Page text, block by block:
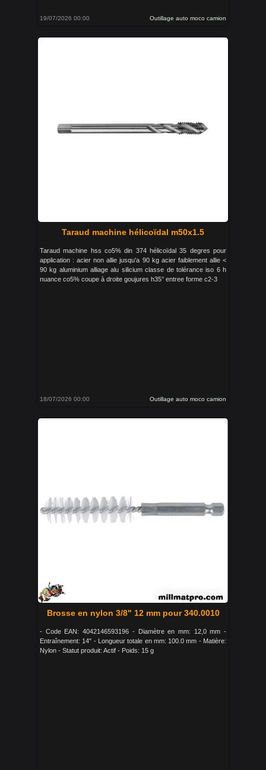
19/07/2026 00:00 Outillage auto moco camion
Taraud machine hélicoïdal m50x1.5
Taraud machine hss co5% din 374 hélicoïdal 35 degres pour
application : acier non allie jusqu'a 90 kg acier faiblement allie <
90 kg aluminium alliage alu silicium classe de tolérance iso 6 h
nuance co5% coupe à droite goujures h35° entree forme c2-3
18/07/2026 00:00 Outillage auto moco camion
Brosse en nylon 3/8" 12 mm pour 340.0010
- Code EAN: 4042146593196 - Diamètre en mm: 12,0 mm -
Entraînement: 14" - Longueur totale en mm: 100.0 mm - Matière:
Nylon - Statut produit: Actif - Poids: 15 g